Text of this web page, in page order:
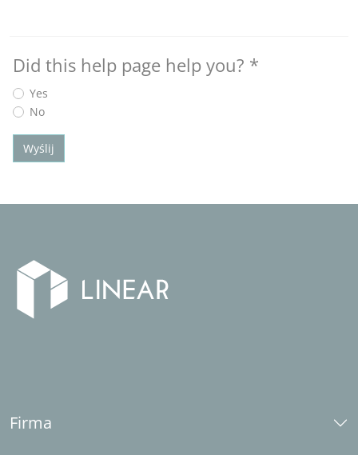
Did this help page help you? *
Yes
No
Wyślij
Firma